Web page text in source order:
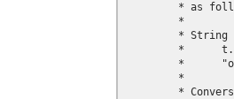
* as
         *
* String
*
*
         *
*